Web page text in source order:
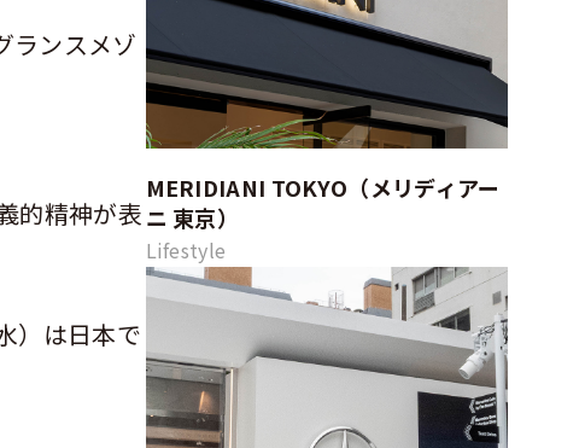
ランスメゾ
的精神が表
）は日本で
MERIDIANI TOKYO（メリディアー
ニ 東京）
Lifestyle